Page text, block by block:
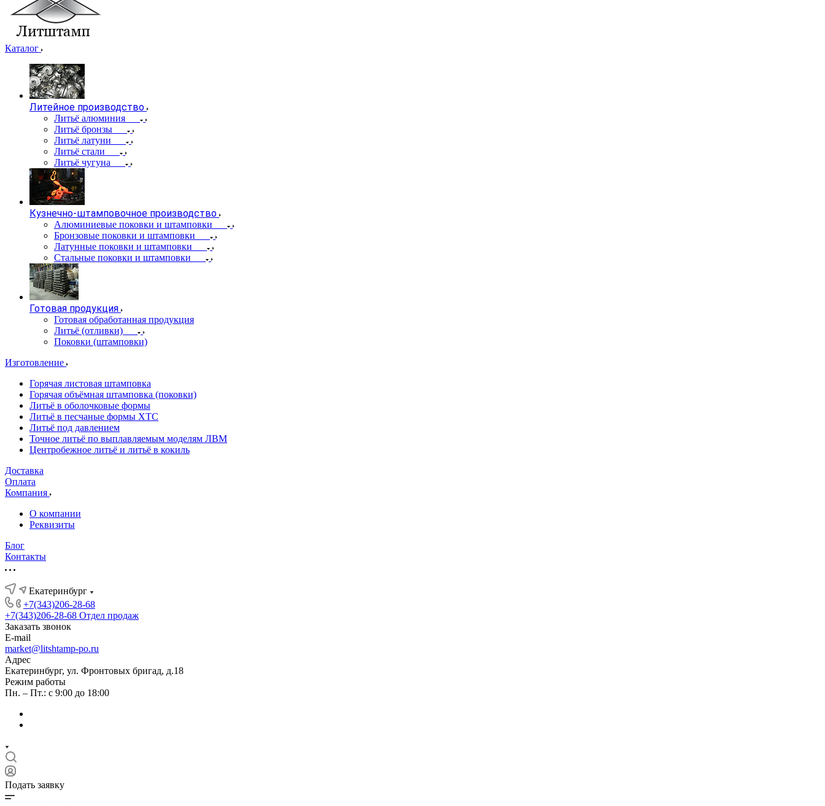
Каталог
Литейное производство
Литьё алюминия
Литьё бронзы
Литьё латуни
Литьё стали
Литьё чугуна
Кузнечно-штамповочное производство
Алюминиевые поковки и штамповки
Бронзовые поковки и штамповки
Латунные поковки и штамповки
Стальные поковки и штамповки
Готовая продукция
Готовая обработанная продукция
Литьё (отливки)
Поковки (штамповки)
Изготовление
Горячая листовая штамповка
Горячая объёмная штамповка (поковки)
Литьё в оболочковые формы
Литьё в песчаные формы ХТС
Литьё под давлением
Точное литьё по выплавляемым моделям ЛВМ
Центробежное литьё и литьё в кокиль
Доставка
Оплата
Компания
О компании
Реквизиты
Блог
Контакты
Екатеринбург
+7(343)206-28-68
+7(343)206-28-68 Отдел продаж
Заказать звонок
E-mail
market@litshtamp-po.ru
Адрес
Екатеринбург, ул. Фронтовых бригад, д.18
Режим работы
Пн. – Пт.: с 9:00 до 18:00
Подать заявку